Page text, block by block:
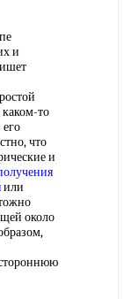
и
то
его
что
и
или
около